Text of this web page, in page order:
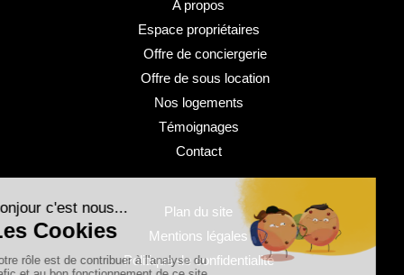
A propos
Espace propriétaires
Offre de conciergerie
Offre de sous location
Nos logements
Témoignages
Contact
Plan du site
Mentions légales
Politique de confidentialité